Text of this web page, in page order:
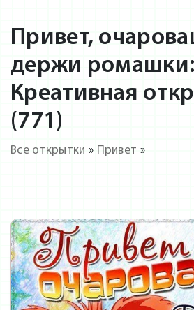
Привет,
держи ромашки:
Креативная
(771)
Все открытки » Привет »